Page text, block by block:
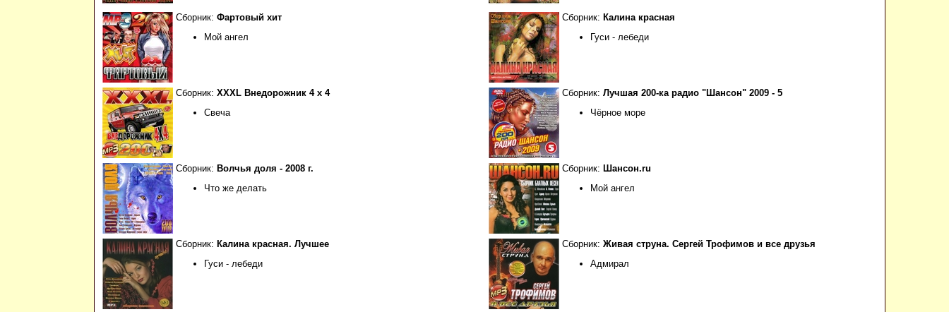
Сборник: Фартовый хит
Мой ангел
Сборник: Калина красная
Гуси - лебеди
Сборник: XXXL Внедорожник 4 х 4
Свеча
Сборник: Лучшая 200-ка радио "Шансон" 2009 - 5
Чёрное море
Сборник: Волчья доля - 2008 г.
Что же делать
Сборник: Шансон.ru
Мой ангел
Сборник: Калина красная. Лучшее
Гуси - лебеди
Сборник: Живая струна. Сергей Трофимов и все друзья
Адмирал